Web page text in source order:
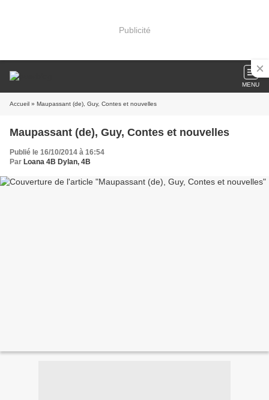
Publicité
MENU
Accueil » Maupassant (de), Guy, Contes et nouvelles
Maupassant (de), Guy, Contes et nouvelles
Publié le 16/10/2014 à 16:54
Par Loana 4B Dylan, 4B